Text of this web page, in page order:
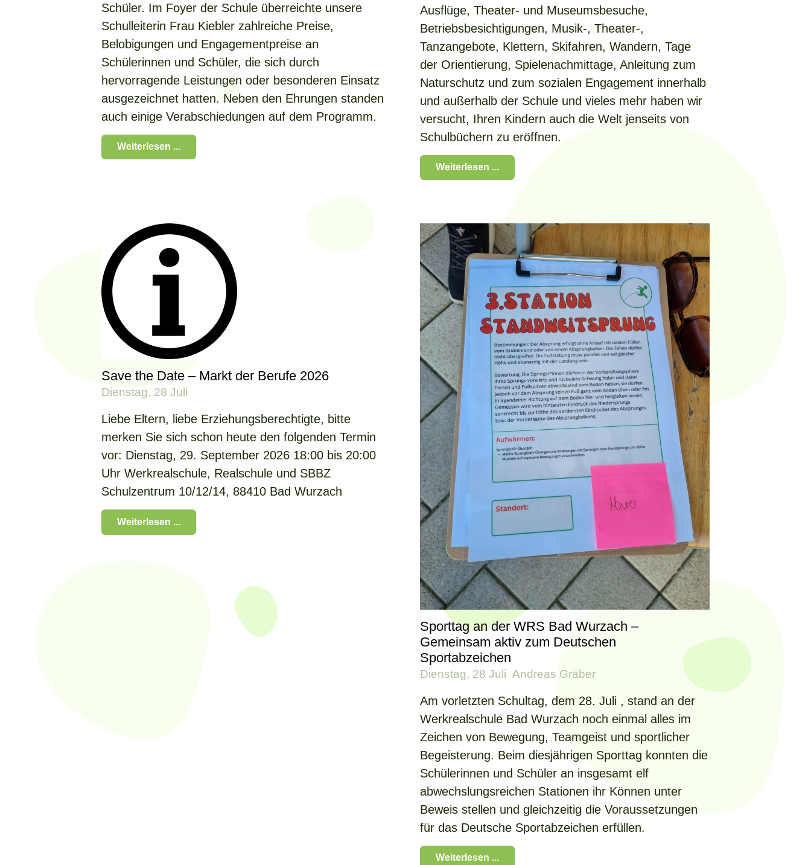
Schüler. Im Foyer der Schule überreichte unsere
Schulleiterin Frau Kiebler zahlreiche Preise,
Belobigungen und Engagementpreise an
Schülerinnen und Schüler, die sich durch
hervorragende Leistungen oder besonderen Einsatz
ausgezeichnet hatten. Neben den Ehrungen standen
auch einige Verabschiedungen auf dem Programm.
Weiterlesen ...
Ausflüge, Theater- und Museumsbesuche,
Betriebsbesichtigungen, Musik-, Theater-,
Tanzangebote, Klettern, Skifahren, Wandern, Tage
der Orientierung, Spielenachmittage, Anleitung zum
Naturschutz und zum sozialen Engagement innerhalb
und außerhalb der Schule und vieles mehr haben wir
versucht, Ihren Kindern auch die Welt jenseits von
Schulbüchern zu eröffnen.
Weiterlesen ...
Save the Date – Markt der Berufe 2026
Dienstag, 28 Juli
Liebe Eltern, liebe Erziehungsberechtigte, bitte
merken Sie sich schon heute den folgenden Termin
vor: Dienstag, 29. September 2026 18:00 bis 20:00
Uhr Werkrealschule, Realschule und SBBZ
Schulzentrum 10/12/14, 88410 Bad Wurzach
Weiterlesen ...
Sporttag an der WRS Bad Wurzach –
Gemeinsam aktiv zum Deutschen
Sportabzeichen
Dienstag, 28 Juli Andreas Gräber
Am vorletzten Schultag, dem 28. Juli , stand an der
Werkrealschule Bad Wurzach noch einmal alles im
Zeichen von Bewegung, Teamgeist und sportlicher
Begeisterung. Beim diesjährigen Sporttag konnten die
Schülerinnen und Schüler an insgesamt elf
abwechslungsreichen Stationen ihr Können unter
Beweis stellen und gleichzeitig die Voraussetzungen
für das Deutsche Sportabzeichen erfüllen.
Weiterlesen ...